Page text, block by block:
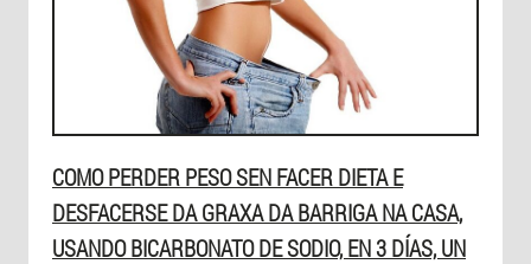
COMO PERDER PESO SEN FACER DIETA E
DESFACERSE DA GRAXA DA BARRIGA NA CASA,
USANDO BICARBONATO DE SODIO, EN 3 DÍAS, UN